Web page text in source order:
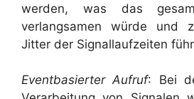
werden, was das
verlangsamen würde und
Jitter der Signallaufzeiten
Eventbasierter Aufruf: Bei